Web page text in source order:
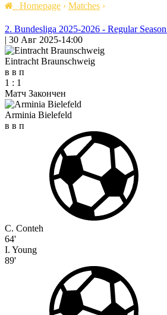
Homepage › Matches ›
2. Bundesliga 2025-2026 - Regular Season
| 30 Авг 2025-14:00
Eintracht Braunschweig
в в п
1 : 1
Матч Закончен
Arminia Bielefeld
в в п
C. Conteh
64'
I. Young
89'